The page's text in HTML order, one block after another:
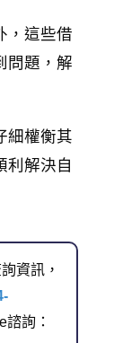
，這些借
問題，解
細權衡其
利解決自
資訊，
諮詢：